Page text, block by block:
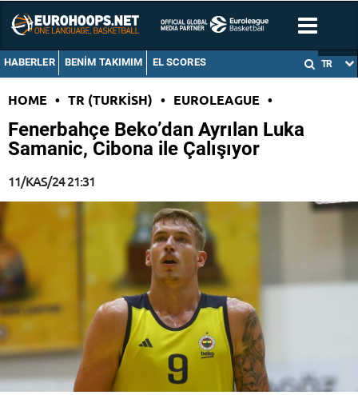
HABERLER BENIM TAKIMIM EL SCORES TR
HOME • TR (TURKISH) • EUROLEAGUE •
Fenerbahçe Beko’dan Ayrılan Luka
Samanic, Cibona ile Çalışıyor
11/KAS/24 21:31